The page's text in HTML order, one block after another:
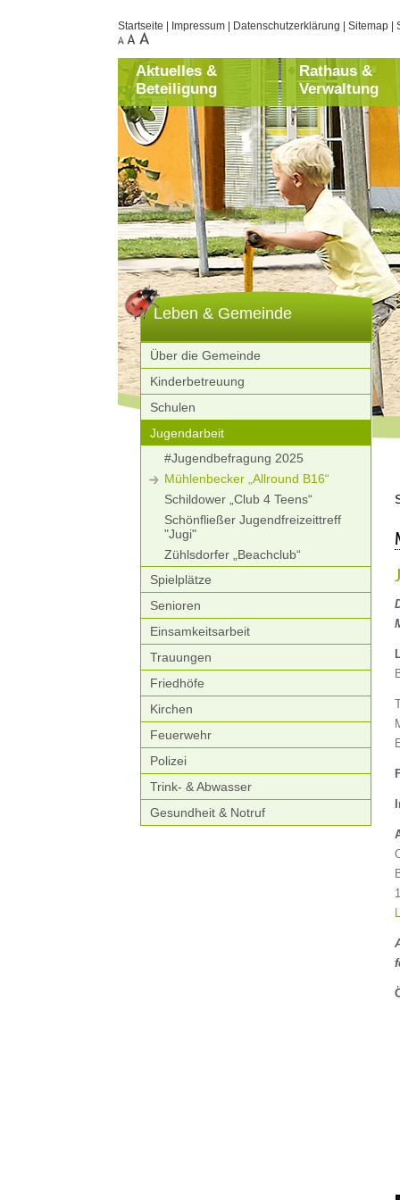
Startseite Impressum Datenschutzerklärung Sitemap
Aktuelles &
Beteiligung
Rathaus &
Verwaltung
Leben & Gemeinde
Über die Gemeinde
Kinderbetreuung
Schulen
Jugendarbeit
#Jugendbefragung 2025
Mühlenbecker „Allround B16“
Schildower „Club 4 Teens“
Schönfließer Jugendfreizeittreff
"Jugi"
Zühlsdorfer „Beachclub“
Spielplätze
Senioren
Einsamkeitsarbeit
Trauungen
Friedhöfe
Kirchen
Feuerwehr
Polizei
Trink- & Abwasser
Gesundheit & Notruf